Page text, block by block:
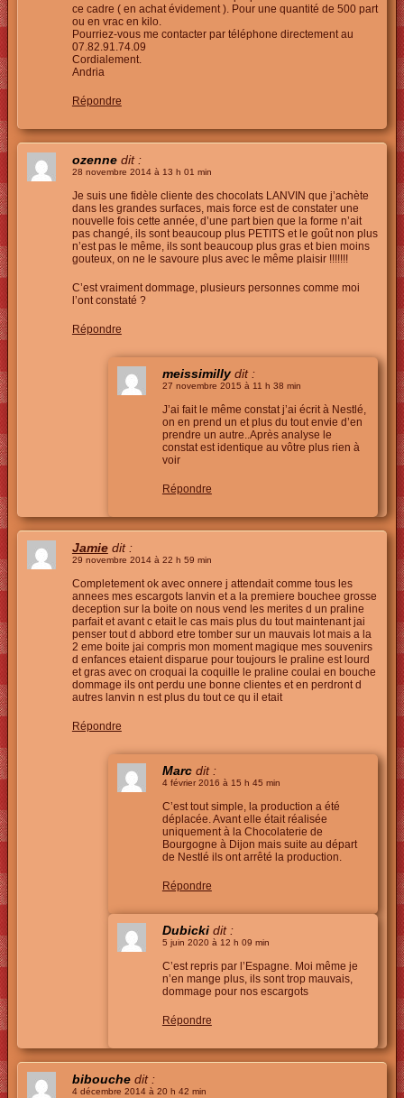
ce cadre ( en achat évidement ). Pour une quantité de 500 part
ou en vrac en kilo.
Pourriez-vous me contacter par téléphone directement au
07.82.91.74.09
Cordialement.
Andria
Répondre
ozenne dit :
28 novembre 2014 à 13 h 01 min
Je suis une fidèle cliente des chocolats LANVIN que j’achète
dans les grandes surfaces, mais force est de constater une
nouvelle fois cette année, d’une part bien que la forme n’ait
pas changé, ils sont beaucoup plus PETITS et le goût non plus
n’est pas le même, ils sont beaucoup plus gras et bien moins
gouteux, on ne le savoure plus avec le même plaisir !!!!!!!
C’est vraiment dommage, plusieurs personnes comme moi
l’ont constaté ?
Répondre
meissimilly dit :
27 novembre 2015 à 11 h 38 min
J’ai fait le même constat j’ai écrit à Nestlé,
on en prend un et plus du tout envie d’en
prendre un autre..Après analyse le
constat est identique au vôtre plus rien à
voir
Répondre
Jamie dit :
29 novembre 2014 à 22 h 59 min
Completement ok avec onnere j attendait comme tous les
annees mes escargots lanvin et a la premiere bouchee grosse
deception sur la boite on nous vend les merites d un praline
parfait et avant c etait le cas mais plus du tout maintenant jai
penser tout d abbord etre tomber sur un mauvais lot mais a la
2 eme boite jai compris mon moment magique mes souvenirs
d enfances etaient disparue pour toujours le praline est lourd
et gras avec on croquai la coquille le praline coulai en bouche
dommage ils ont perdu une bonne clientes et en perdront d
autres lanvin n est plus du tout ce qu il etait
Répondre
Marc dit :
4 février 2016 à 15 h 45 min
C’est tout simple, la production a été
déplacée. Avant elle était réalisée
uniquement à la Chocolaterie de
Bourgogne à Dijon mais suite au départ
de Nestlé ils ont arrêté la production.
Répondre
Dubicki dit :
5 juin 2020 à 12 h 09 min
C’est repris par l’Espagne. Moi même je
n’en mange plus, ils sont trop mauvais,
dommage pour nos escargots
Répondre
bibouche dit :
4 décembre 2014 à 20 h 42 min